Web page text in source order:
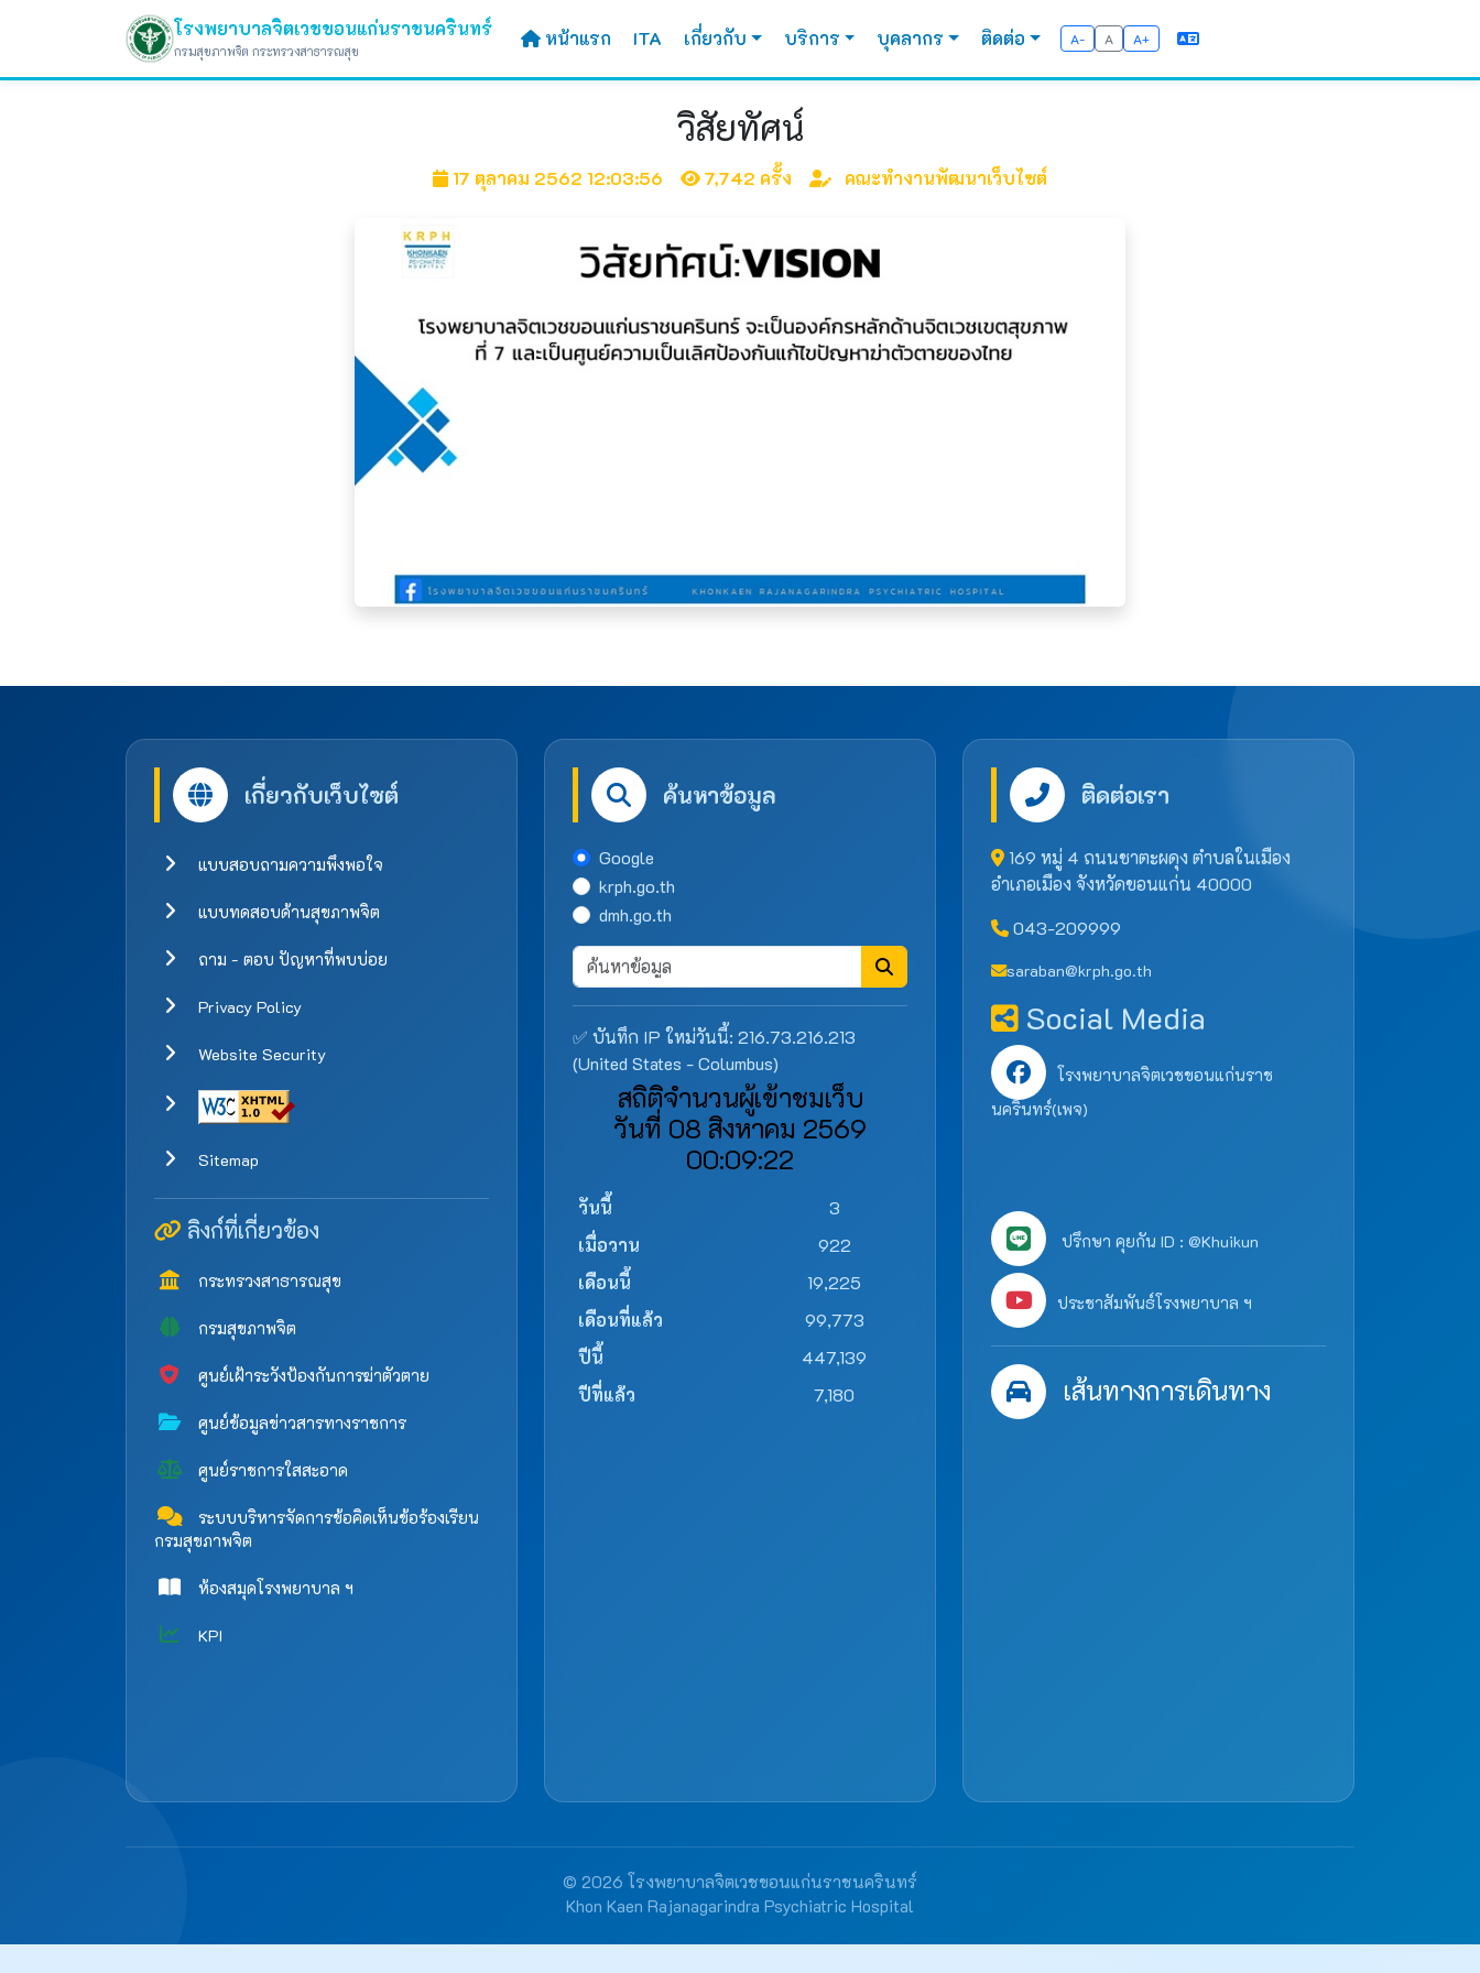
โรงพยาบาลจิตเวชขอนแก่นราชนครินทร์
กรมสุขภาพจิต กระทรวงสาธารณสุข
หน้าแรก ITA เกี่ยวกับ บริการ บุคลากร ติดต่อ A- A A+
วิสัยทัศน์
17 ตุลาคม 2562 12:03:56 7,742 ครั้ง คณะทำงานพัฒนาเว็บไซต์
เกี่ยวกับเว็บไซต์
แบบสอบถามความพึงพอใจ
แบบทดสอบด้านสุขภาพจิต
ถาม - ตอบ ปัญหาที่พบบ่อย
Privacy Policy
Website Security
Sitemap
ลิงก์ที่เกี่ยวข้อง
กระทรวงสาธารณสุข
กรมสุขภาพจิต
ศูนย์เฝ้าระวังป้องกันการฆ่าตัวตาย
ศูนย์ข้อมูลข่าวสารทางราชการ
ศูนย์ราชการใสสะอาด
ระบบบริหารจัดการข้อคิดเห็นข้อร้องเรียน
กรมสุขภาพจิต
ห้องสมุดโรงพยาบาล ฯ
KPI
ค้นหาข้อมูล
Google
krph.go.th
dmh.go.th
✅ บันทึก IP ใหม่วันนี้: 216.73.216.213
(United States - Columbus)
สถิติจำนวนผู้เข้าชมเว็บ
วันที่ 08 สิงหาคม 2569
00:09:22
วันนี้
3
เมื่อวาน
922
เดือนนี้
19,225
เดือนที่แล้ว
99,773
ปีนี้
447,139
ปีที่แล้ว
7,180
ติดต่อเรา
169 หมู่ 4 ถนนชาตะผดุง ตำบลในเมือง
อำเภอเมือง จังหวัดขอนแก่น 40000
043-209999
saraban@krph.go.th
Social Media
โรงพยาบาลจิตเวชขอนแก่นราช
นครินทร์(เพจ)
ปรึกษา คุยกัน ID : @Khuikun
ประชาสัมพันธ์โรงพยาบาล ฯ
เส้นทางการเดินทาง
© 2026 โรงพยาบาลจิตเวชขอนแก่นราชนครินทร์
Khon Kaen Rajanagarindra Psychiatric Hospital